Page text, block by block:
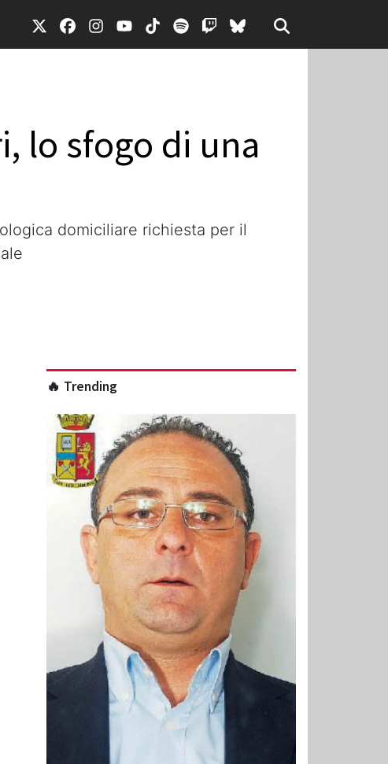
lo sfogo di una
domiciliare richiesta per il
🔥 Trending